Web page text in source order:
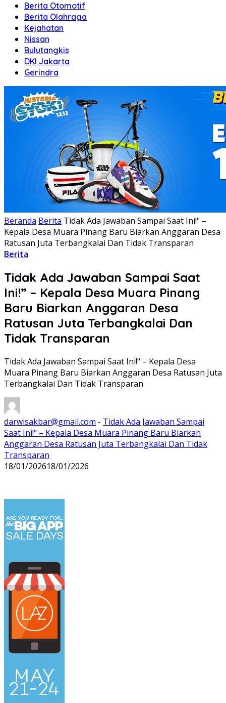
Berita Otomotif
Berita Olahraga
Kejahatan
Nissan
Bulutangkis
DKI Jakarta
Gerindra
Beranda Berita Tidak Ada Jawaban Sampai Saat Ini!" –
Kepala Desa Muara Pinang Baru Biarkan Anggaran Desa
Ratusan Juta Terbangkalai Dan Tidak Transparan
Berita
Tidak Ada Jawaban Sampai Saat
Ini!” – Kepala Desa Muara Pinang
Baru Biarkan Anggaran Desa
Ratusan Juta Terbangkalai Dan
Tidak Transparan
Tidak Ada Jawaban Sampai Saat Ini!" – Kepala Desa
Muara Pinang Baru Biarkan Anggaran Desa Ratusan Juta
Terbangkalai Dan Tidak Transparan
darwisakbar@gmail.com - Tidak Ada Jawaban Sampai
Saat Ini!" – Kepala Desa Muara Pinang Baru Biarkan
Anggaran Desa Ratusan Juta Terbangkalai Dan Tidak
Transparan
18/01/202618/01/2026